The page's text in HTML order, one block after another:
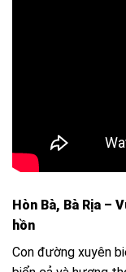
Hòn Bà, Bà Rịa –
hồn
Con đường xuyên